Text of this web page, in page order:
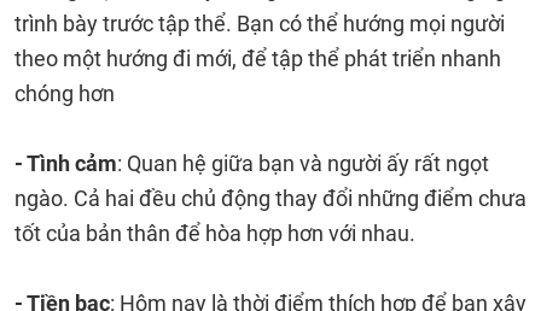
trình bày trước tập thể. Bạn có thể hướng mọi người
theo một hướng đi mới, để tập thể phát triển nhanh
chóng hơn
- Tình cảm: Quan hệ giữa bạn và người ấy rất ngọt
ngào. Cả hai đều chủ động thay đổi những điểm chưa
tốt của bản thân để hòa hợp hơn với nhau.
- Tiền bạc: Hôm nay là thời điểm thích hợp để bạn xây